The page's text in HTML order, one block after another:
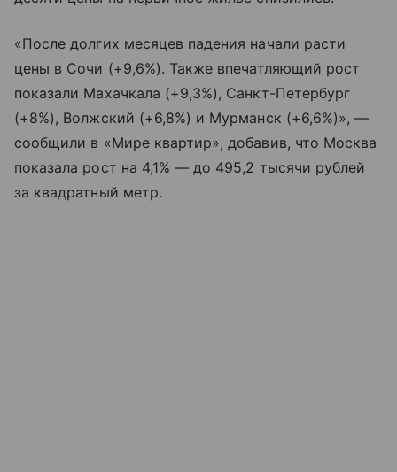
«После долгих месяцев падения начали расти
цены в Сочи (+9,6%). Также впечатляющий рост
показали Махачкала (+9,3%), Санкт-Петербург
(+8%), Волжский (+6,8%) и Мурманск (+6,6%)», —
сообщили в «Мире квартир», добавив, что Москва
показала рост на 4,1% — до 495,2 тысячи рублей
за квадратный метр.